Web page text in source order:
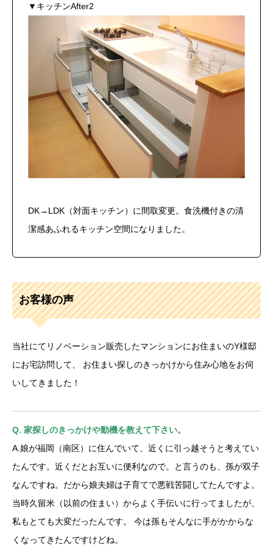
▼キッチンAfter2
DK→LDK（対面キッチン）に間取変更。食洗機付きの清
潔感あふれるキッチン空間になりました。
お客様の声
当社にてリノベーション販売したマンションにお住まいのY様邸
にお宅訪問して、 お住まい探しのきっかけから住み心地をお伺
いしてきました！
Q. 家探しのきっかけや動機を教えて下さい。
A.娘が福岡（南区）に住んでいて、近くに引っ越そうと考えてい
たんです。近くだとお互いに便利なので。と言うのも、孫が双子
なんですね。だから娘夫婦は子育てで悪戦苦闘してたんですよ。
当時久留米（以前の住まい）からよく手伝いに行ってましたが、
私もとても大変だったんです。 今は孫もそんなに手がかからな
くなってきたんですけどね。